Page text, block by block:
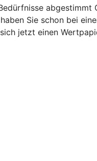
Sie schon bei
jetzt einen